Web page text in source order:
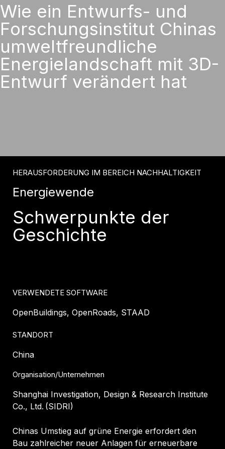
Wie ein Entwurfs- und
Forschungsinstitut Chinas
umweltfreundliche
Energielandschaft mit 3D-
Entwurf verändert hat
HERAUSFORDERUNG IM BEREICH NACHHALTIGKEIT
Energiewende
Schwerpunkte der
Geschichte
VERWENDETE SOFTWARE
OpenBuildings, OpenRoads, STAAD
STANDORT
China
Organisation/Unternehmen
Shanghai Investigation, Design & Research Institute
Co., Ltd. (SIDRI)
Chinas Umstieg auf grüne Energie erfordert den
Bau zahlreicher neuer Anlagen für erneuerbare